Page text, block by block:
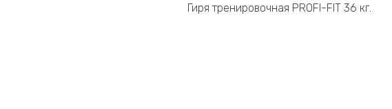
Гиря тренировочная PROFI-FIT 36 кг.